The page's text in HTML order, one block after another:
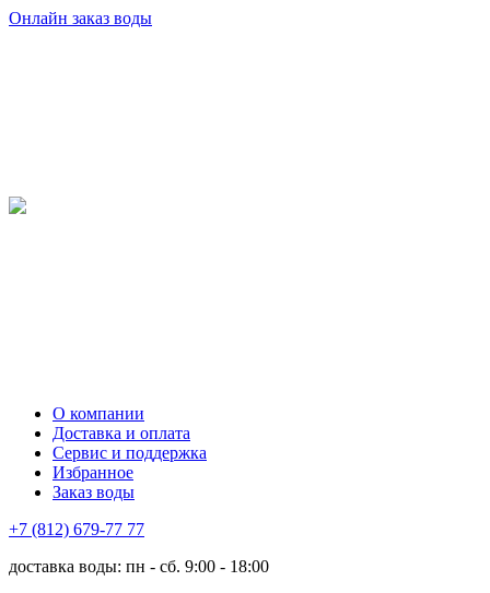
Онлайн заказ воды
О компании
Доставка и оплата
Сервис и поддержка
Избранное
Заказ воды
+7 (812) 679-77 77
доставка воды: пн - сб. 9:00 - 18:00